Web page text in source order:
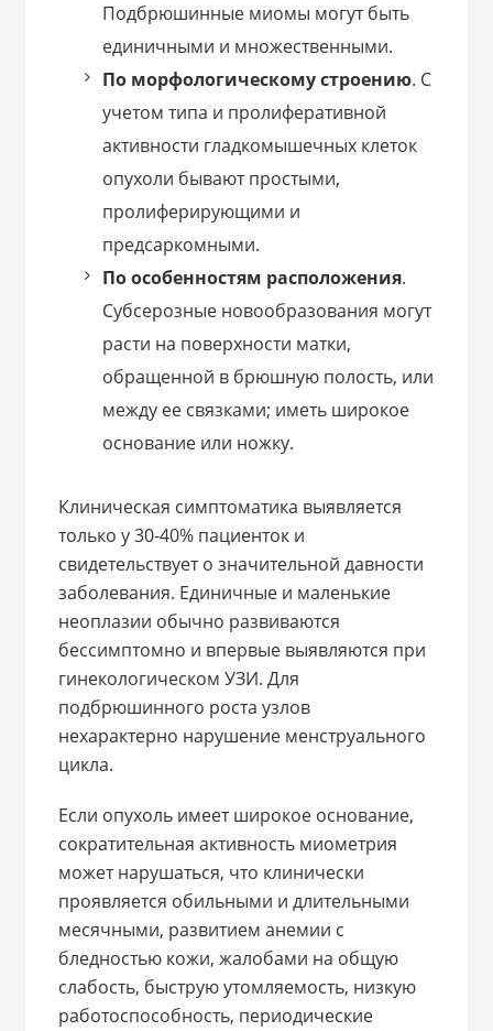
Подбрюшинные миомы могут быть
единичными и множественными.
По морфологическому строению. С
учетом типа и пролиферативной
активности гладкомышечных клеток
опухоли бывают простыми,
пролиферирующими и
предсаркомными.
По особенностям расположения.
Субсерозные новообразования могут
расти на поверхности матки,
обращенной в брюшную полость, или
между ее связками; иметь широкое
основание или ножку.
Клиническая симптоматика выявляется
только у 30-40% пациенток и
свидетельствует о значительной давности
заболевания. Единичные и маленькие
неоплазии обычно развиваются
бессимптомно и впервые выявляются при
гинекологическом УЗИ. Для
подбрюшинного роста узлов
нехарактерно нарушение менструального
цикла.
Если опухоль имеет широкое основание,
сократительная активность миометрия
может нарушаться, что клинически
проявляется обильными и длительными
месячными, развитием анемии с
бледностью кожи, жалобами на общую
слабость, быструю утомляемость, низкую
работоспособность, периодические